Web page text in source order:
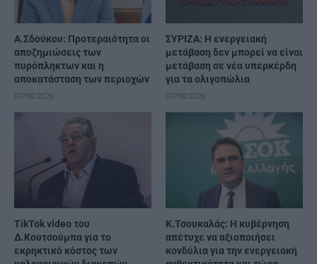
Α.Σδούκου: Προτεραιότητα οι
αποζημιώσεις των
πυρόπληκτων και η
αποκατάσταση των περιοχών
07/08/2026
ΣΥΡΙΖΑ: Η ενεργειακή
μετάβαση δεν μπορεί να είναι
μετάβαση σε νέα υπερκέρδη
για τα ολιγοπώλια
07/08/2026
TikTok video του
Δ.Κουτσούμπα για το
εκρηκτικό κόστος των
Κ.Τσουκαλάς: Η κυβέρνηση
απέτυχε να αξιοποιήσει
κονδύλια για την ενεργειακή